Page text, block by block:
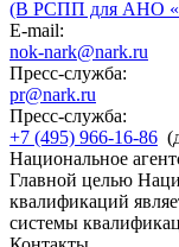
(В РСПП для АНО
E-mail:
nok-nark@nark.ru
Пресс-служба:
pr@nark.ru
Пресс-служба:
+7 (495) 966-16-86
Национальное
Главной целью
квалификаций
системы